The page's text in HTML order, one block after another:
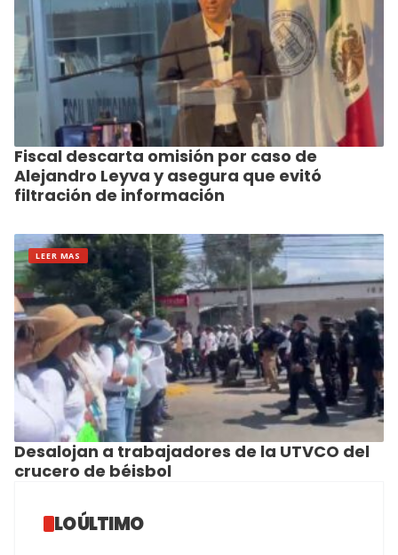
Fiscal descarta omisión por caso de
Alejandro Leyva y asegura que evitó
filtración de información
LEER MAS
Desalojan a trabajadores de la UTVCO del
crucero de béisbol
LO ÚLTIMO